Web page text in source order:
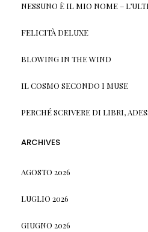
NESSUNO È IL MIO NOME –
FELICITÀ DELUXE
BLOWING IN THE WIND
IL COSMO SECONDO I MUSE
PERCHÉ SCRIVERE DI LIBRI,
ARCHIVES
AGOSTO 2026
LUGLIO 2026
GIUGNO 2026